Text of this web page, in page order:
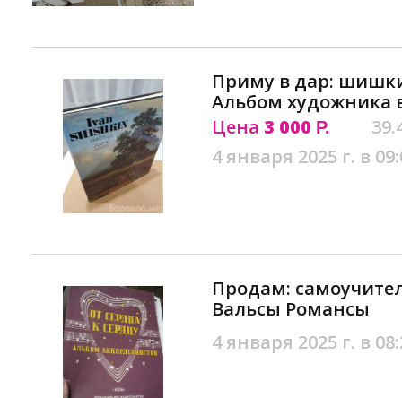
Приму в дар:
Альбом художника
Цена 3 000 Р.
4 января 2025 г. в
Продам:
Вальсы Романсы
4 января 2025 г. в